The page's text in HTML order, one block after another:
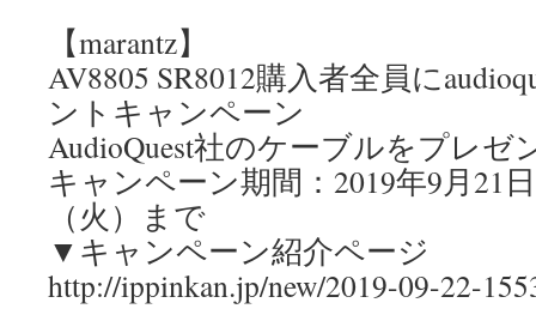
【marantz】
AV8805 SR8012購入者全員に
ントキャンペーン
AudioQuest社のケーブルをプレゼ
キャンペーン期間：2019年9月21
（火）まで
▼キャンペーン紹介ページ
http://ippinkan.jp/new/2019-09-22-